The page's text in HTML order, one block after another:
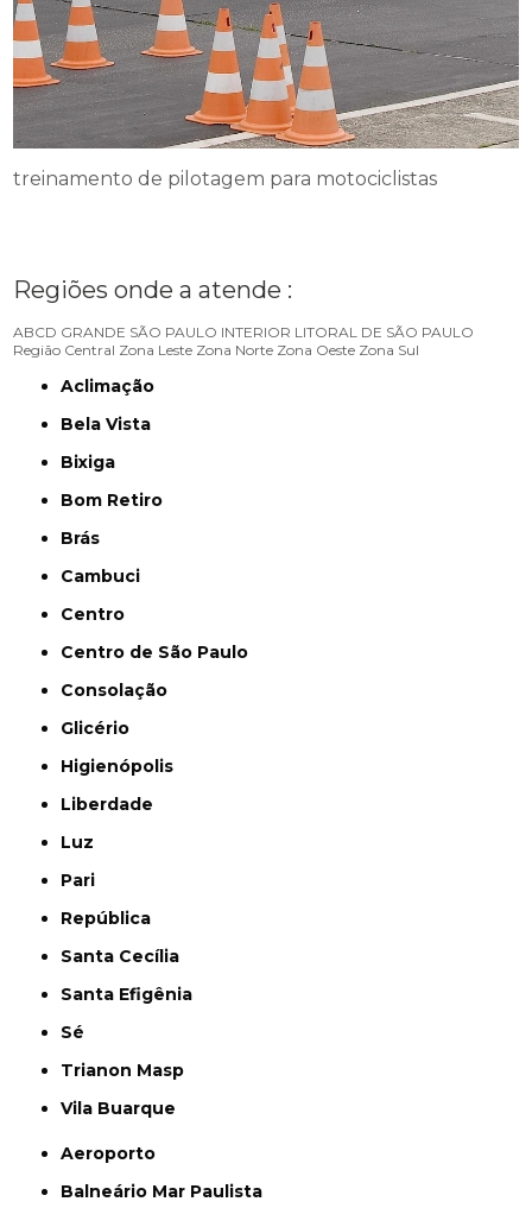
treinamento de pilotagem para motociclistas
Regiões onde a atende :
ABCD GRANDE SÃO PAULO INTERIOR LITORAL DE SÃO PAULO
Região Central Zona Leste Zona Norte Zona Oeste Zona Sul
Aclimação
Bela Vista
Bixiga
Bom Retiro
Brás
Cambuci
Centro
Centro de São Paulo
Consolação
Glicério
Higienópolis
Liberdade
Luz
Pari
República
Santa Cecília
Santa Efigênia
Sé
Trianon Masp
Vila Buarque
Aeroporto
Balneário Mar Paulista